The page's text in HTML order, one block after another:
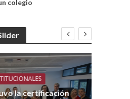
colegio
la certificación